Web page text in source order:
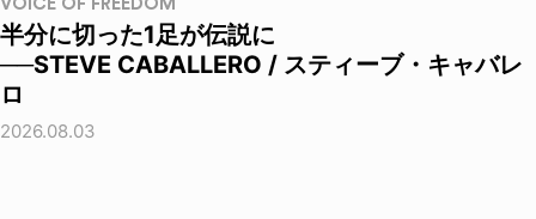
VOICE OF FREEDOM
半分に切った1足が伝説に
──STEVE CABALLERO / スティーブ・キャバレ
ロ
2026.08.03